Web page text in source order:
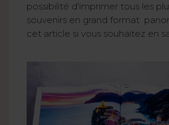
possibilité d'imprimer tous les
souvenirs en grand format
cet article si vous souhaitez en